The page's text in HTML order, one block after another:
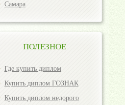
Самара
ПОЛЕЗНОЕ
Где купить диплом
Купить диплом ГОЗНАК
Купить диплом недорого